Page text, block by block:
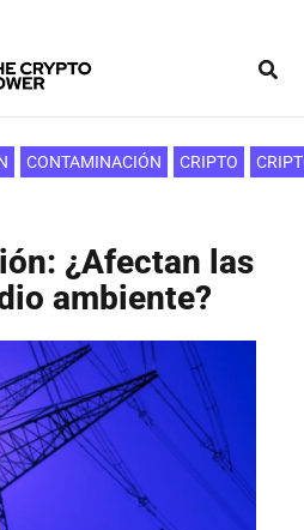
CONTAMINACIÓN CRIPTO
¿Afectan las
ambiente?